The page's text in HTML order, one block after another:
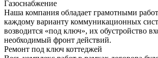
Газоснабжение
Наша компания обладает грамотными
каждому варианту коммуникационных
возводится «под ключ», их обустройство
необходимый фронт действий.
Ремонт под ключ коттеджей